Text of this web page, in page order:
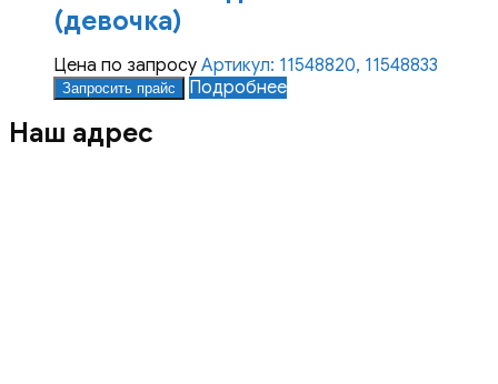
(девочка)
Цена по запросу Артикул: 11548820, 11548833
Запросить прайс Подробнее
Наш адрес